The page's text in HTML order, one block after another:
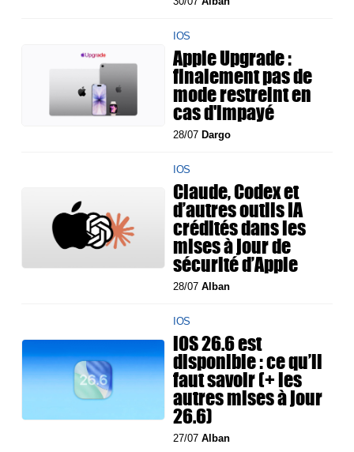
IOS
Apple Upgrade :
finalement pas de
mode restreint en
cas d'impayé
28/07 Dargo
IOS
Claude, Codex et
d’autres outils IA
crédités dans les
mises à jour de
sécurité d’Apple
28/07Alban
IOS
iOS 26.6 est
disponible : ce qu’il
faut savoir (+ les
autres mises à jour
26.6)
27/07Alban